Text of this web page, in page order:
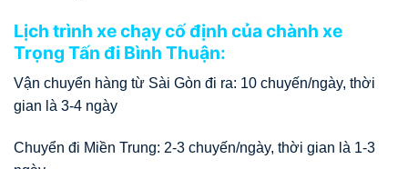
Lịch trình xe chạy cố định của chành xe
Trọng Tấn đi Bình Thuận:
Vận chuyển hàng từ Sài Gòn đi ra: 10 chuyến/ngày, thời
gian là 3-4 ngày
Chuyển đi Miền Trung: 2-3 chuyến/ngày, thời gian là 1-3